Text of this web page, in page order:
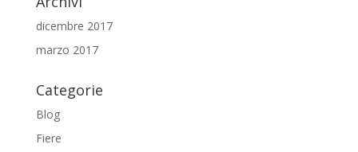
dicembre 2017
marzo 2017
Categorie
Blog
Fiere